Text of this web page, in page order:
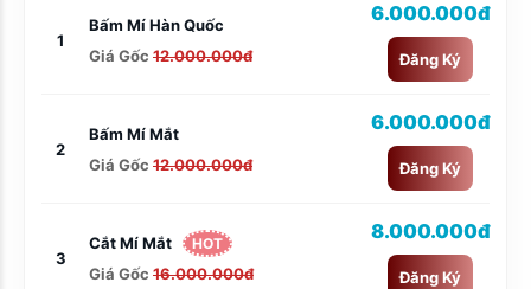
1
Bấm Mí Hàn Quốc
Giá Gốc 12.000.000đ
6.000.000đ
Đăng Ký
2
Bấm Mí Mắt
Giá Gốc 12.000.000đ
6.000.000đ
Đăng Ký
3
Cắt Mí Mắt HOT
Giá Gốc 16.000.000đ
8.000.000đ
Đăng Ký